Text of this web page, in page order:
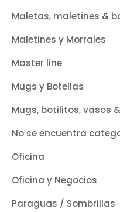
Maletas, maletines &
Maletines y Morrales
Master line
Mugs y Botellas
Mugs, botilitos, vasos
No se encuentra
Oficina
Oficina y Negocios
Paraguas / Sombrillas